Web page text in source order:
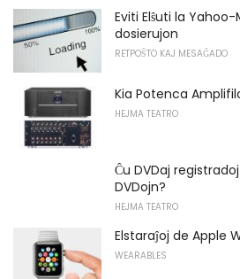
Eviti Elŝuti la
dosierujon
RETPOŜTO KAJ MESAĜADO
Kia Potenca
HEJMA TEATRO
Ĉu DVDaj
DVDojn?
HEJMA TEATRO
Elstaraĵoj de Apple
WEARABLES